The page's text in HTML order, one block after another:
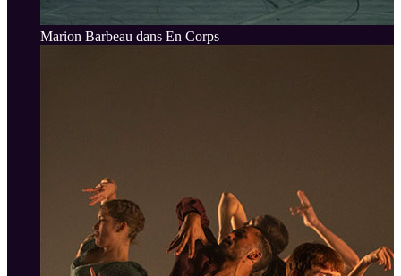
Marion Barbeau dans En Corps